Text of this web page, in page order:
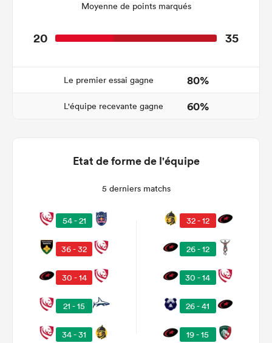
Moyenne de points marqués
20 35
Le premier essai gagne 80%
L'équipe recevante gagne 60%
Etat de forme de l'équipe
5 derniers matchs
54 - 21
36 - 32
30 - 14
21 - 15
34 - 31
32 - 12
26 - 12
30 - 14
26 - 41
19 - 15